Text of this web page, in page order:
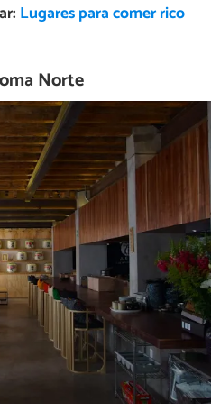
Lugares para comer rico
Norte